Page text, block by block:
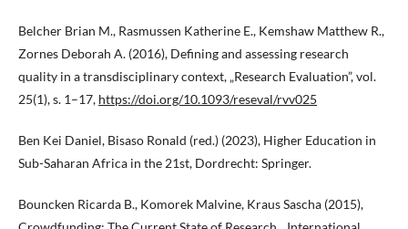
Belcher Brian M., Rasmussen Katherine E., Kemshaw Matthew R.,
Zornes Deborah A. (2016), Defining and assessing research
quality in a transdisciplinary context, „Research Evaluation”, vol.
25(1), s. 1–17, https://doi.org/10.1093/reseval/rvv025
Ben Kei Daniel, Bisaso Ronald (red.) (2023), Higher Education in
Sub-Saharan Africa in the 21st, Dordrecht: Springer.
Bouncken Ricarda B., Komorek Malvine, Kraus Sascha (2015),